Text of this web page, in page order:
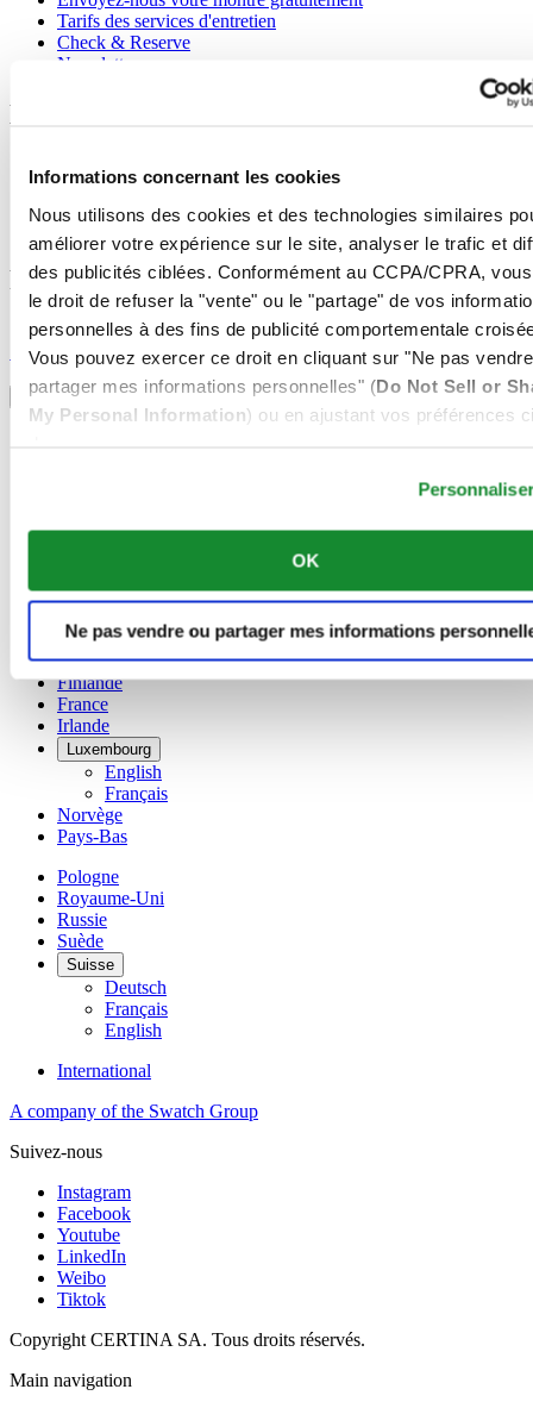
Informations concernant les cookies
Nous utilisons des cookies et des technologies similaires
améliorer votre expérience sur le site, analyser le trafic et
des publicités ciblées. Conformément au CCPA/CPRA,
le droit de refuser la "vente" ou le "partage" de vos
personnelles à des fins de publicité comportementale
Vous pouvez exercer ce droit en cliquant sur "Ne pas
partager mes informations personnelles" (Do Not Sell or
My Personal Information) ou en ajustant vos préférences
OK
Ne pas vendre ou partager mes informations
Tarifs des services d'entretien
Check & Reserve
Newsletter
Mentions légales
Déclaration de Confidentialité
Informations concernant les cookies
Rejoignez le club CERTINA
S'inscrire pour recevoir des informations exclusives
S'inscrire
Sélectionner un pays/une région
Sélecteur de langue
Français
简体中文
Danemark
Espagne
Finlande
France
Irlande
Luxembourg
English
Français
Norvège
Pays-Bas
Pologne
Royaume-Uni
Russie
Suède
Suisse
Deutsch
Français
English
International
A company of the Swatch Group
Suivez-nous
Instagram
Facebook
Youtube
LinkedIn
Weibo
Tiktok
Copyright CERTINA SA. Tous droits réservés.
Main navigation